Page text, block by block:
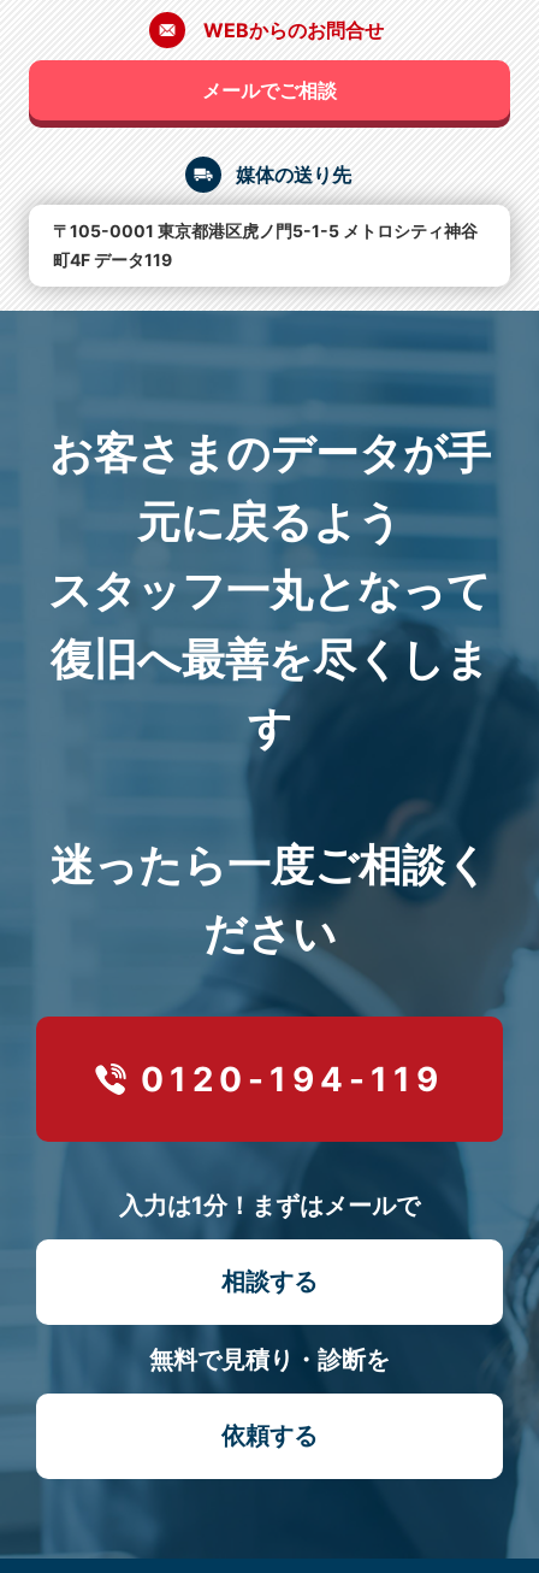
WEBからのお問合せ
メールでご相談
媒体の送り先
〒105-0001 東京都港区虎ノ門5-1-5 メトロシティ神谷
町4F データ119
お客さまのデータが手
元に戻るよう
スタッフ一丸となって
復旧へ最善を尽くしま
す
迷ったら一度ご相談く
ださい
0120-194-119
入力は1分！まずはメールで
相談する
無料で見積り・診断を
依頼する